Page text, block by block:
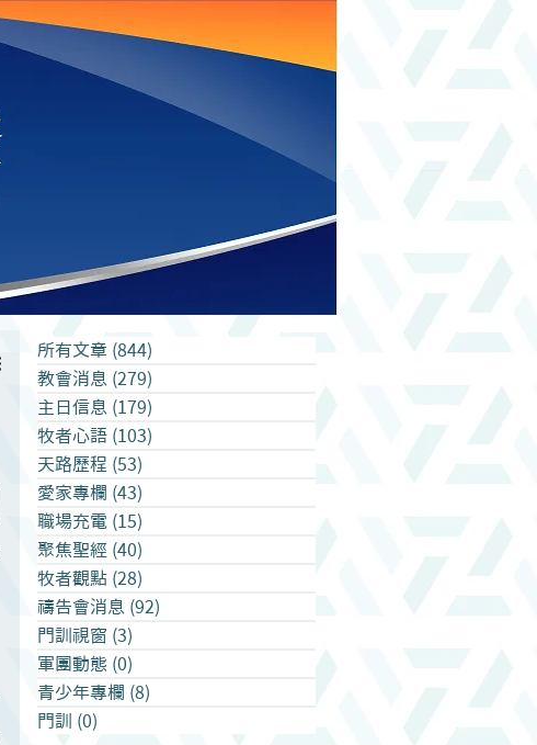
所有文章 (844)
教會消息 (279)
主日信息 (179)
牧者心語 (103)
天路歷程 (53)
愛家專欄 (43)
職場充電 (15)
聚焦聖經 (40)
牧者觀點 (28)
禱告會消息 (92)
門訓視窗 (3)
軍團動態 (0)
青少年專欄 (8)
門訓
(0)